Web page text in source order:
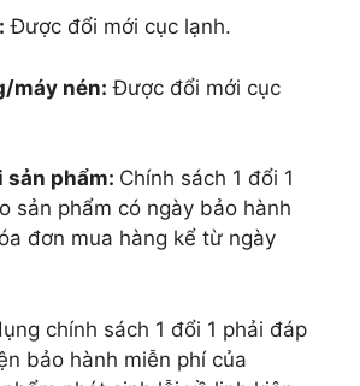
Được đổi mới cục lạnh.
máy nén: Được đổi mới cục
sản phẩm: Chính sách 1 đổi 1
sản phẩm có ngày bảo hành
đơn mua hàng kể từ ngày
chính sách 1 đổi 1 phải đáp
bảo hành miễn phí của